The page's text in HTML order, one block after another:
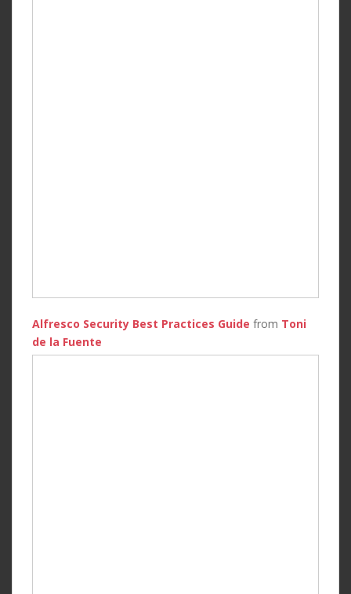
Alfresco Security Best Practices Guide from Toni
de la Fuente